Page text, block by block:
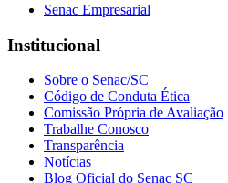
Senac Empresarial
Institucional
Sobre o Senac/SC
Código de Conduta Ética
Comissão Própria de Avaliação
Trabalhe Conosco
Transparência
Notícias
Blog Oficial do Senac SC